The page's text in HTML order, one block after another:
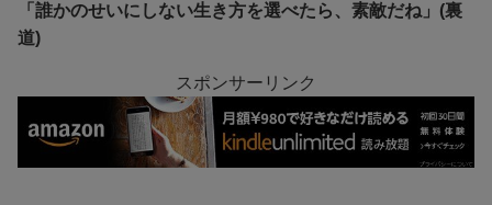
「誰かのせいにしない生き方を選べたら、素敵だね」(裏
道)
スポンサーリンク